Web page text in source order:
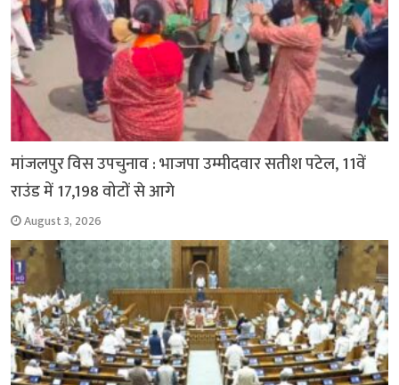
मांजलपुर विस उपचुनाव : भाजपा उम्मीदवार सतीश पटेल, 11वें
राउंड में 17,198 वोटों से आगे
August 3, 2026